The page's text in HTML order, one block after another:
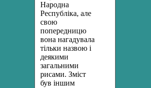
Народна
Республіка, але
свою
попередницю
вона нагадувала
тільки назвою і
деякими
загальними
рисами. Зміст
був іншим